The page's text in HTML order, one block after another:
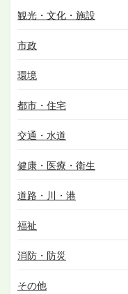
観光・文化・施設
市政
環境
都市・住宅
交通・水道
健康・医療・衛生
道路・川・港
福祉
消防・防災
その他